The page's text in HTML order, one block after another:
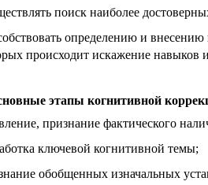
поиск наиболее
определению и
происходит искажение навыков
этапы когнитивной
признание фактического
ключевой когнитивной темы;
обобщенных изначальных